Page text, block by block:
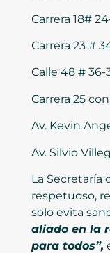
Carrera 18#
Carrera 23 #
Calle 48 # 36-
Carrera 25
Av. Kevin
Av. Silvio
La Secretaría
respetuoso,
solo evita
aliado en la
para todos”,